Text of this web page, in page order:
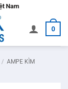
Nam
0
/ AMPE KÌM